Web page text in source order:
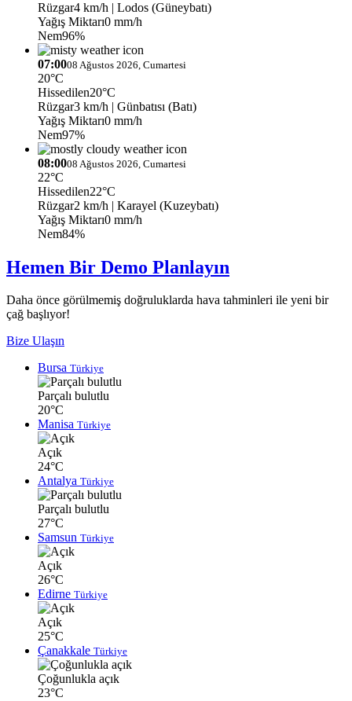
Rüzgar4 km/h | Lodos (Güneybatı)
Yağış Miktarı0 mm/h
Nem96%
07:0008 Ağustos 2026, Cumartesi
20°C
Hissedilen20°C
Rüzgar3 km/h | Günbatısı (Batı)
Yağış Miktarı0 mm/h
Nem97%
08:0008 Ağustos 2026, Cumartesi
22°C
Hissedilen22°C
Rüzgar2 km/h | Karayel (Kuzeybatı)
Yağış Miktarı0 mm/h
Nem84%
Hemen Bir Demo Planlayın
Daha önce görülmemiş doğruluklarda hava tahminleri ile yeni bir
çağ başlıyor!
Bize Ulaşın
Bursa Türkiye
Parçalı bulutlu
20°C
Manisa Türkiye
Açık
24°C
Antalya Türkiye
Parçalı bulutlu
27°C
Samsun Türkiye
Açık
26°C
Edirne Türkiye
Açık
25°C
Çanakkale Türkiye
Çoğunlukla açık
23°C